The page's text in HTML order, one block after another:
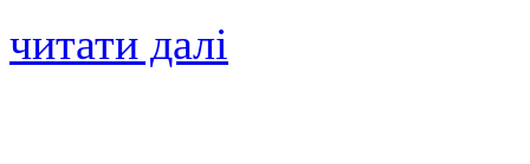
читати далі